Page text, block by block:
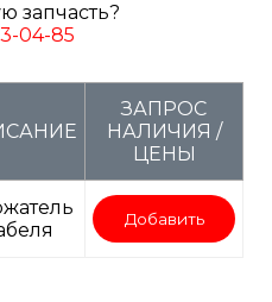
запчасть?
04-85
ЗАПРОС
НАЛИЧИЯ /
ЦЕНЫ
Добавить